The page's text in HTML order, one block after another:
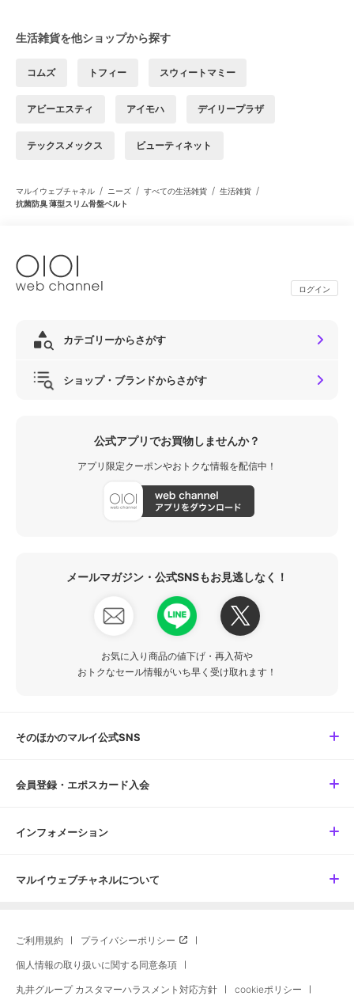
生活雑貨を他ショップから探す
コムズ トフィー スウィートマミー
アビーエスティ アイモハ デイリープラザ
テックスメックス ビューティネット
マルイウェブチャネル / ニーズ / すべての生活雑貨 / 生活雑貨 /
抗菌防臭 薄型スリム骨盤ベルト
ログイン
カテゴリーからさがす
ショップ・ブランドからさがす
公式アプリでお買物しませんか？
アプリ限定クーポンやおトクな情報を配信中！
メールマガジン・公式SNSもお見逃しなく！
お気に入り商品の値下げ・再入荷や
おトクなセール情報がいち早く受け取れます！
そのほかのマルイ公式SNS
会員登録・エポスカード入会
インフォメーション
マルイウェブチャネルについて
ご利用規約 プライバシーポリシー
個人情報の取り扱いに関する同意条項
丸井グループ カスタマーハラスメント対応方針 cookieポリシー